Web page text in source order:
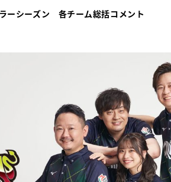
ーシーズン 各チーム総括コメント